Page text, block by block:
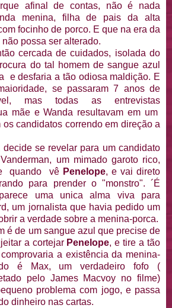
afinal de contas, não é nada
menina, filha de pais da alta
focinho de porco. E que na era da
possa ser alterado.
cercada de cuidados, isolada do
do tal homem de sangue azul
e desfaria a tão odiosa maldição. E
se passaram 7 anos de
mas todas as entrevistas
mãe e Wanda resultavam em um
candidatos correndo em direção a
se revelar para um candidato
um mimado garoto rico,
quando vê Penelope, e vai direto
para prender o "monstro". ´É
uma unica alma viva para
um jornalista que havia pedido um
a verdade sobre a menina-porca.
é de um sangue azul que precise de
a cortejar Penelope, e tire a tão
a existência da menina-
é Max, um verdadeiro fofo (
pelo James Macvoy no filme)
problema com jogo, e passa
dinheiro nas cartas.